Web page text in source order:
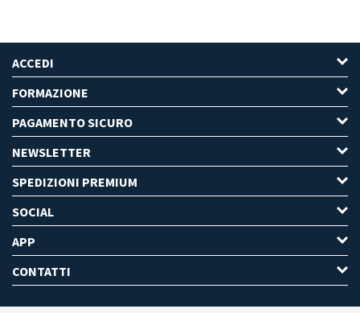
ACCEDI
FORMAZIONE
PAGAMENTO SICURO
NEWSLETTER
SPEDIZIONI PREMIUM
SOCIAL
APP
CONTATTI